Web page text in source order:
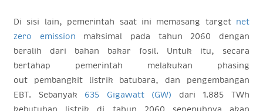
Di sisi lain, pemerintah saat ini memasang target net
zero emission maksimal pada tahun 2060 dengan
beralih dari bahan bakar fosil. Untuk itu, secara
bertahap pemerintah melakukan phasing
out pembangkit listrik batubara, dan pengembangan
EBT. Sebanyak 635 Gigawatt (GW) dari 1.885 TWh
kebutuhan listrik di tahun 2060 sepenuhnya akan